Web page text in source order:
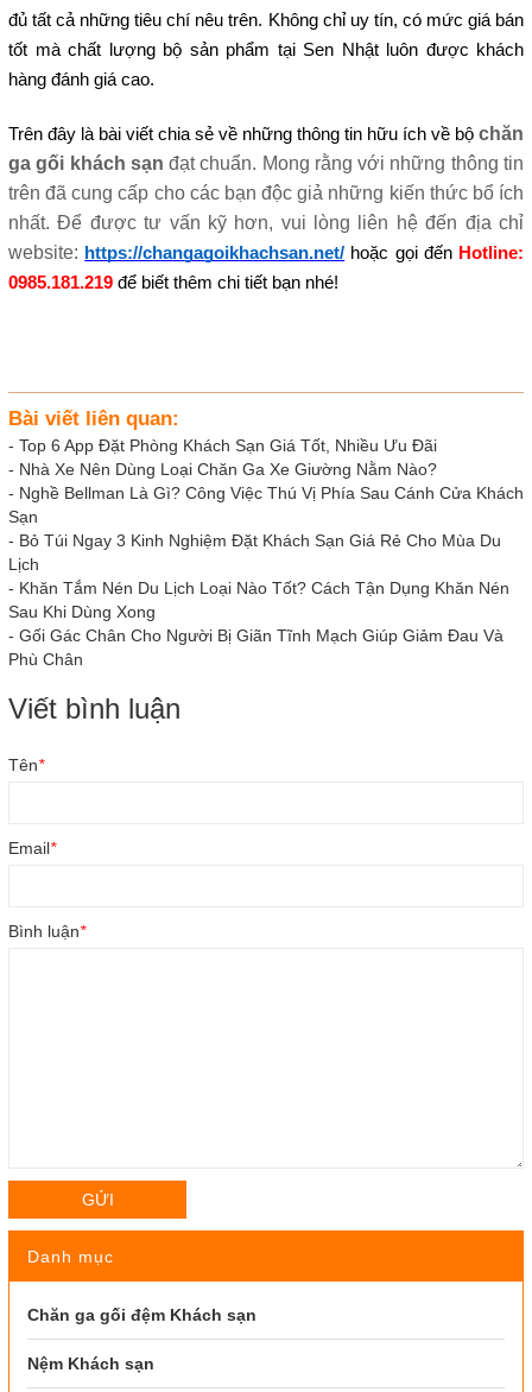
đủ tất cả những tiêu chí nêu trên. Không chỉ uy tín, có mức giá bán
tốt mà chất lượng bộ sản phẩm tại Sen Nhật luôn được khách
hàng đánh giá cao.
Trên đây là bài viết chia sẻ về những thông tin hữu ích về bộ chăn
ga gối khách sạn đạt chuẩn. Mong rằng với những thông tin
trên đã cung cấp cho các bạn độc giả những kiến thức bổ ích
nhất. Để được tư vấn kỹ hơn, vui lòng liên hệ đến địa chỉ
website: https://changagoikhachsan.net/ hoặc gọi đến Hotline:
0985.181.219 để biết thêm chi tiết bạn nhé!
Bài viết liên quan:
- Top 6 App Đặt Phòng Khách Sạn Giá Tốt, Nhiều Ưu Đãi
- Nhà Xe Nên Dùng Loại Chăn Ga Xe Giường Nằm Nào?
- Nghề Bellman Là Gì? Công Việc Thú Vị Phía Sau Cánh Cửa Khách
Sạn
- Bỏ Túi Ngay 3 Kinh Nghiệm Đặt Khách Sạn Giá Rẻ Cho Mùa Du
Lịch
- Khăn Tắm Nén Du Lịch Loại Nào Tốt? Cách Tận Dụng Khăn Nén
Sau Khi Dùng Xong
- Gối Gác Chân Cho Người Bị Giãn Tĩnh Mạch Giúp Giảm Đau Và
Phù Chân
Viết bình luận
Tên*
Email*
Bình luận*
GỬI
Danh mục
Chăn ga gối đệm Khách sạn
Nệm Khách sạn